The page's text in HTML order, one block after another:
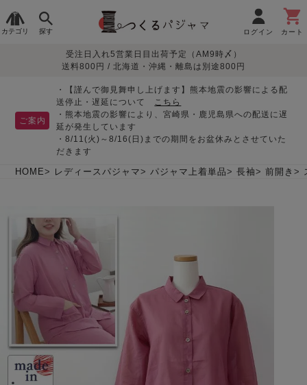
カテゴリ 探す ログイン カート
レディースパジャマ
夏 秋
メンズパジャマ
生地で
さがす
オーガニック素材
目的別で
さがす
敏感肌用
パジャマ
入院・介護
胸が目立たない
マタニティ
パジャマ
そろえたい
体型別におすすめパジ
ャマ
年齢別におすすめパジ
ャマ
ルームウェア
デザインで
さがす
パジャマ
かぶり
作務衣 胸がすけない
羽織・バスロ
上着単品
夏パジャマ特集 つくるパジャマとは
お支払い・送料・配送
について
会社概要 お買い物ガイド 安心の日本製
受注日入れ5営業日目出荷予定（AM9時〆）
送料800円 / 北海道・沖縄・離島は別途800円
ご案内
・【謹んで御見舞申し上げます】熊本地震の影響による配
送停止・遅延について こちら
・熊本地震の影響により、宮崎県・鹿児島県への配送に遅
延が発生しています
・8/11(火)～8/16(日)までの期間をお盆休みとさせていた
だきます
HOME レディースパジャマ パジャマ上着単品 長袖 前開き